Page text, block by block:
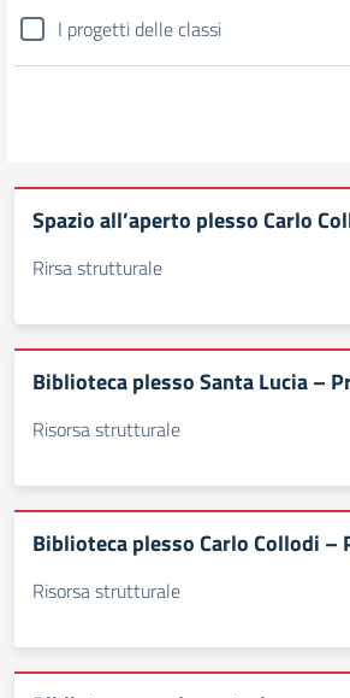
I progetti delle classi
Spazio all’aperto plesso Carlo
Rirsa strutturale
Biblioteca plesso Santa Lucia –
Risorsa strutturale
Biblioteca plesso Carlo Collodi –
Risorsa strutturale